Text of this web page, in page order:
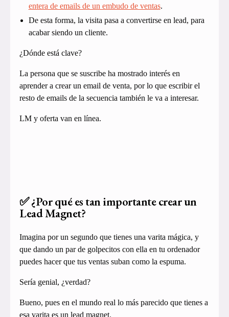
entera de emails de un embudo de ventas.
De esta forma, la visita pasa a convertirse en lead, para
acabar siendo un cliente.
¿Dónde está clave?
La persona que se suscribe ha mostrado interés en
aprender a crear un email de venta, por lo que escribir el
resto de emails de la secuencia también le va a interesar.
LM y oferta van en línea.
✅ ¿Por qué es tan importante crear un
Lead Magnet?
Imagina por un segundo que tienes una varita mágica, y
que dando un par de golpecitos con ella en tu ordenador
puedes hacer que tus ventas suban como la espuma.
Sería genial, ¿verdad?
Bueno, pues en el mundo real lo más parecido que tienes a
esa varita es un lead magnet.